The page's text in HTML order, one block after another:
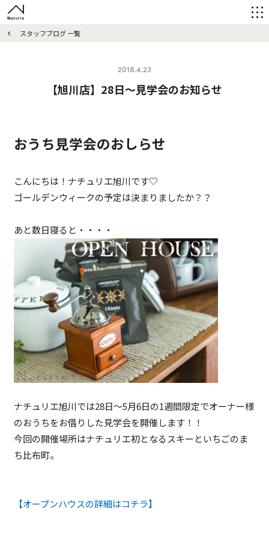
スタッフブログ 一覧
2018.4.23
【旭川店】28日～見学会のお知らせ
おうち見学会のおしらせ
こんにちは！ナチュリエ旭川です♡
ゴールデンウィークの予定は決まりましたか？？
あと数日寝ると・・・・
ナチュリエ旭川では28日～5月6日の1週間限定でオーナー様
のおうちをお借りした見学会を開催します！！
今回の開催場所はナチュリエ初となるスキーといちごのま
ち比布町。
【オープンハウスの詳細はコチラ】